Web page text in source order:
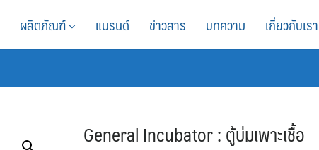
ผลิตภัณฑ์ แบรนด์ ข่าวสาร บทความ เกี่ยวกับเรา
General Incubator : ตู้บ่มเพาะเชื้อ